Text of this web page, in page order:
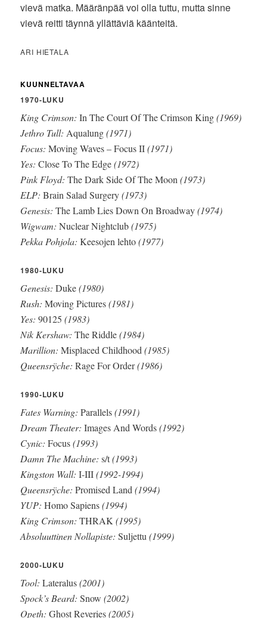
vievä matka. Määränpää voi olla tuttu, mutta sinne
vievä reitti täynnä yllättäviä käänteitä.
ARI HIETALA
KUUNNELTAVAA
1970-LUKU
King Crimson:In The Court Of The Crimson King(1969)
Jethro Tull:Aqualung(1971)
Focus:Moving Waves – Focus II(1971)
Yes:Close To The Edge(1972)
Pink Floyd:The Dark Side Of The Moon(1973)
ELP:Brain Salad Surgery(1973)
Genesis:The Lamb Lies Down On Broadway(1974)
Wigwam:Nuclear Nightclub(1975)
Pekka Pohjola:Keesojen lehto(1977)
1980-LUKU
Genesis:Duke(1980)
Rush:Moving Pictures(1981)
Yes:90125 (1983)
Nik Kershaw:The Riddle(1984)
Marillion:Misplaced Childhood(1985)
Queensrÿche:Rage For Order(1986)
1990-LUKU
Fates Warning:Parallels(1991)
Dream Theater:Images And Words(1992)
Cynic:Focus(1993)
Damn The Machine:s/t(1993)
Kingston Wall:I-III(1992-1994)
Queensrÿche:Promised Land(1994)
YUP:Homo Sapiens(1994)
King Crimson:THRAK(1995)
Absoluuttinen Nollapiste:Suljettu(1999)
2000-LUKU
Tool:Lateralus(2001)
Spock’s Beard:Snow (2002)
Opeth:Ghost Reveries(2005)